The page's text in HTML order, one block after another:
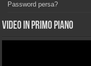
Password persa?
Video in primo piano